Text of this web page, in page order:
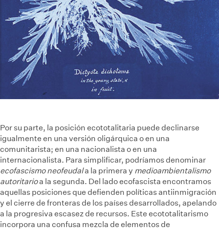
Por su parte, la posición ecototalitaria puede declinarse
igualmente en una versión oligárquica o en una
comunitarista; en una nacionalista o en una
internacionalista. Para simplificar, podríamos denominar
ecofascismo neofeudala la primera y medioambientalismo
autoritarioa la segunda. Del lado ecofascista encontramos
aquellas posiciones que defienden políticas antiinmigración
y el cierre de fronteras de los países desarrollados, apelando
a la progresiva escasez de recursos. Este ecototalitarismo
incorpora una confusa mezcla de elementos de